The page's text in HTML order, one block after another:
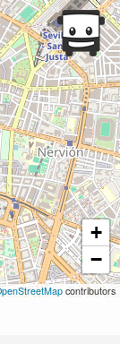
+
−
contributors